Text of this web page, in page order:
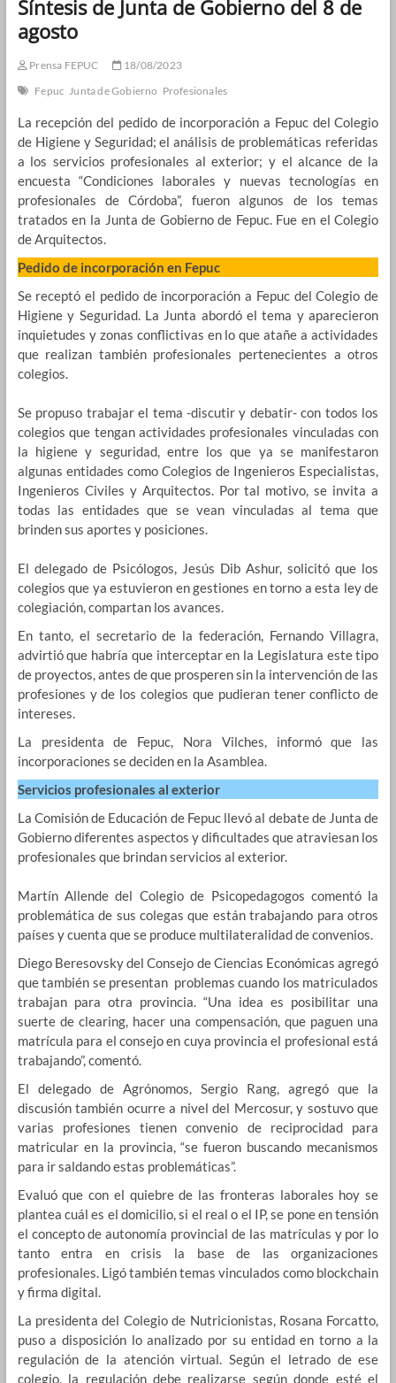
Síntesis de Junta de Gobierno del 8 de
agosto
Prensa FEPUC
18/08/2023
Fepuc Junta de Gobierno Profesionales
La recepción del pedido de incorporación a Fepuc del Colegio
de Higiene y Seguridad; el análisis de problemáticas referidas
a los servicios profesionales al exterior; y el alcance de la
encuesta “Condiciones laborales y nuevas tecnologías en
profesionales de Córdoba”, fueron algunos de los temas
tratados en la Junta de Gobierno de Fepuc. Fue en el Colegio
de Arquitectos.
Pedido de incorporación en Fepuc
Se receptó el pedido de incorporación a Fepuc del Colegio de
Higiene y Seguridad. La Junta abordó el tema y aparecieron
inquietudes y zonas conflictivas en lo que atañe a actividades
que realizan también profesionales pertenecientes a otros
colegios.
Se propuso trabajar el tema -discutir y debatir- con todos los
colegios que tengan actividades profesionales vinculadas con
la higiene y seguridad, entre los que ya se manifestaron
algunas entidades como Colegios de Ingenieros Especialistas,
Ingenieros Civiles y Arquitectos. Por tal motivo, se invita a
todas las entidades que se vean vinculadas al tema que
brinden sus aportes y posiciones.
El delegado de Psicólogos, Jesús Dib Ashur, solicitó que los
colegios que ya estuvieron en gestiones en torno a esta ley de
colegiación, compartan los avances.
En tanto, el secretario de la federación, Fernando Villagra,
advirtió que habría que interceptar en la Legislatura este tipo
de proyectos, antes de que prosperen sin la intervención de las
profesiones y de los colegios que pudieran tener conflicto de
intereses.
La presidenta de Fepuc, Nora Vilches, informó que las
incorporaciones se deciden en la Asamblea.
Servicios profesionales al exterior
La Comisión de Educación de Fepuc llevó al debate de Junta de
Gobierno diferentes aspectos y dificultades que atraviesan los
profesionales que brindan servicios al exterior.
Martín Allende del Colegio de Psicopedagogos comentó la
problemática de sus colegas que están trabajando para otros
países y cuenta que se produce multilateralidad de convenios.
Diego Beresovsky del Consejo de Ciencias Económicas agregó
que también se presentan problemas cuando los matriculados
trabajan para otra provincia. “Una idea es posibilitar una
suerte de clearing, hacer una compensación, que paguen una
matrícula para el consejo en cuya provincia el profesional está
trabajando”, comentó.
El delegado de Agrónomos, Sergio Rang, agregó que la
discusión también ocurre a nivel del Mercosur, y sostuvo que
varias profesiones tienen convenio de reciprocidad para
matricular en la provincia, “se fueron buscando mecanismos
para ir saldando estas problemáticas”.
Evaluó que con el quiebre de las fronteras laborales hoy se
plantea cuál es el domicilio, si el real o el IP, se pone en tensión
el concepto de autonomía provincial de las matrículas y por lo
tanto entra en crisis la base de las organizaciones
profesionales. Ligó también temas vinculados como blockchain
y firma digital.
La presidenta del Colegio de Nutricionistas, Rosana Forcatto,
puso a disposición lo analizado por su entidad en torno a la
regulación de la atención virtual. Según el letrado de ese
colegio, la regulación debe realizarse según donde esté el